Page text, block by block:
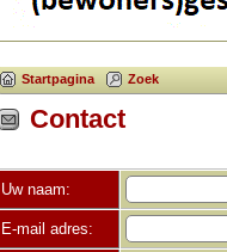
Startpagina Zoek
Contact
Uw naam:
E-mail adres: